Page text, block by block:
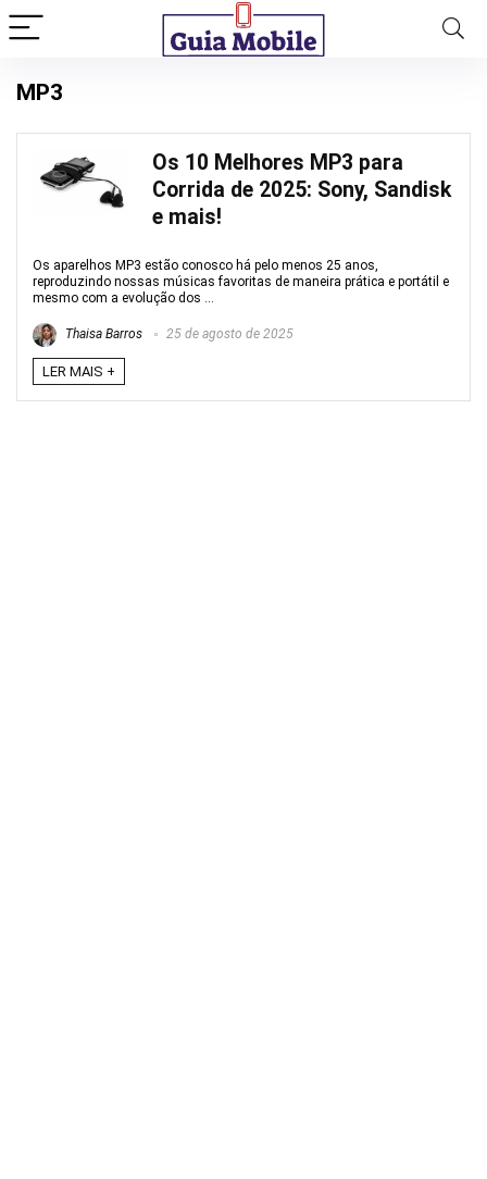
MP3
Os 10 Melhores MP3 para
Corrida de 2025: Sony, Sandisk
e mais!
Os aparelhos MP3 estão conosco há pelo menos 25 anos,
reproduzindo nossas músicas favoritas de maneira prática e portátil e
mesmo com a evolução dos ...
Thaisa Barros 25 de agosto de 2025
LER MAIS +